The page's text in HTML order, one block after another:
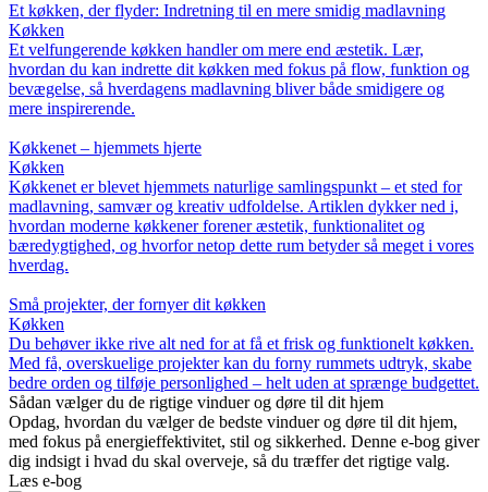
Et køkken, der flyder: Indretning til en mere smidig madlavning
Køkken
Et velfungerende køkken handler om mere end æstetik. Lær,
hvordan du kan indrette dit køkken med fokus på flow, funktion og
bevægelse, så hverdagens madlavning bliver både smidigere og
mere inspirerende.
Køkkenet – hjemmets hjerte
Køkken
Køkkenet er blevet hjemmets naturlige samlingspunkt – et sted for
madlavning, samvær og kreativ udfoldelse. Artiklen dykker ned i,
hvordan moderne køkkener forener æstetik, funktionalitet og
bæredygtighed, og hvorfor netop dette rum betyder så meget i vores
hverdag.
Små projekter, der fornyer dit køkken
Køkken
Du behøver ikke rive alt ned for at få et frisk og funktionelt køkken.
Med få, overskuelige projekter kan du forny rummets udtryk, skabe
bedre orden og tilføje personlighed – helt uden at sprænge budgettet.
Sådan vælger du de rigtige vinduer og døre til dit hjem
Opdag, hvordan du vælger de bedste vinduer og døre til dit hjem,
med fokus på energieffektivitet, stil og sikkerhed. Denne e-bog giver
dig indsigt i hvad du skal overveje, så du træffer det rigtige valg.
Læs e-bog